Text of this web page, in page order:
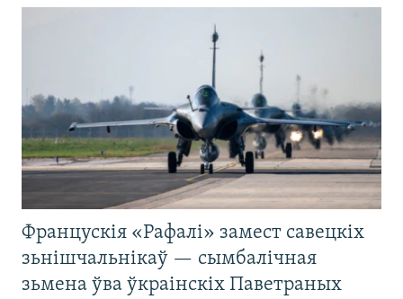
Францускія «Рафалі» замест савецкіх
зьнішчальнікаў — сымбалічная
зьмена ўва ўкраінскіх Паветраных